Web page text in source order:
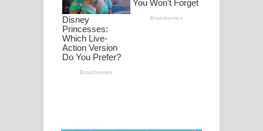
ගීතයේ පද පෙළ
Ankeliya Song Lyrics - අංකෙළිය ගීතයේ
පද පෙළ